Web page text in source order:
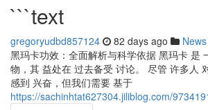
```text
gregoryudbd857124 82 days ago News
黑玛卡功效：全面解析与科学依据 黑玛卡 是
物，其 益处在 过去备受 讨论。 尽管 许多人
感到 兴奋，但我们需要 基于
https://sachinhtat627304.jiliblog.com/